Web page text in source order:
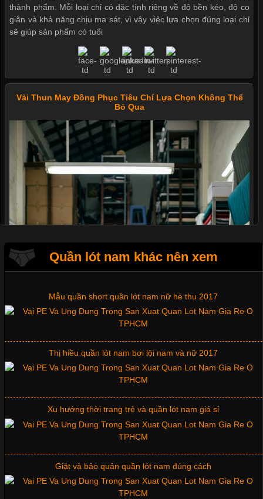
thành phẩm. Mỗi loại chỉ có đặc tính riêng về độ bền kéo, độ co
giãn và khả năng chịu ma sát, vì vậy việc lựa chọn đúng loại chỉ
sẽ giúp sản phẩm có tuổi
Vải Thun May Đồng Phục Tiêu Chí Lựa Chọn Không Thể
Bỏ Qua
Quần lót nam khác nên xem
Mẫu quần short quần lót nam nữ hè thu 2017
Thị hiều quần lót nam bơi lội nam và nữ 2017
Xu hướng thời trang trẻ và quần lót nam giá sỉ
Giặt và bảo quản quần lót nam đúng cách